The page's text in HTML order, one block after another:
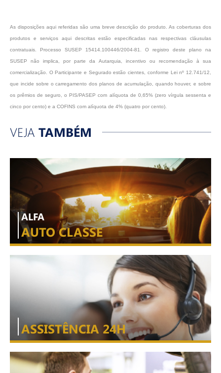
As disposições aqui referidas são uma breve descrição do produto. As coberturas dos
produtos e serviços aqui descritas estão especificadas nas respectivas cláusulas
contratuais. Processo SUSEP 15414.100446/2004-81. O registro deste plano na
SUSEP não implica, por parte da Autarquia, incentivo ou recomendação à sua
comercialização. O Participante e Segurado estão cientes, conforme Lei nº 12.741/12,
que incide sobre o carregamento dos planos de acumulação, quando houver, e sobre
os prêmios de seguro, o PIS/PASEP com alíquota de 0,65% (zero vírgula sessenta e
cinco por cento) e a COFINS com alíquota de 4% (quatro por cento).
VEJA TAMBÉM
ALFA
AUTO CLASSE
ASSISTÊNCIA 24H